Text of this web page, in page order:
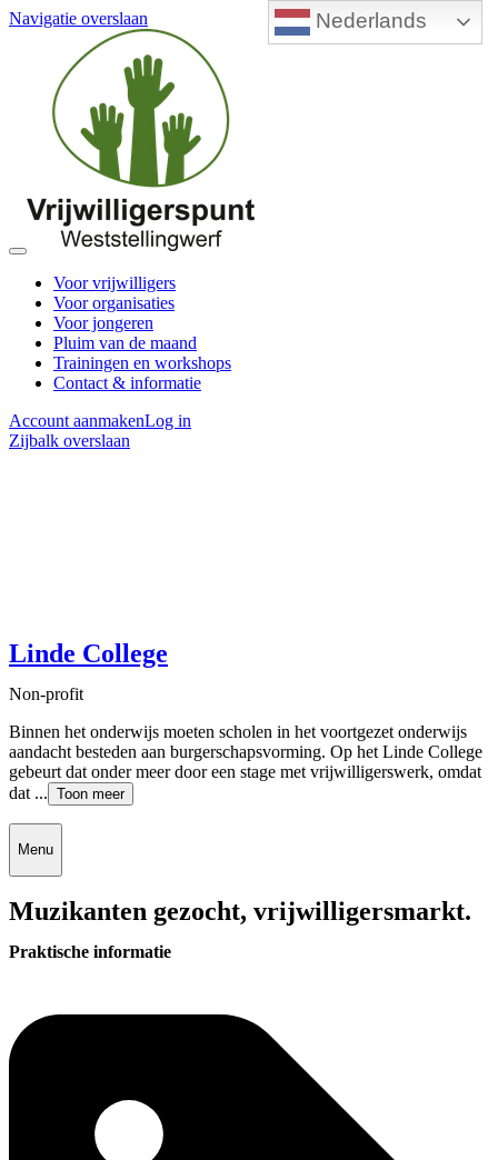
Nederlands
Navigatie overslaan
Voor vrijwilligers
Voor organisaties
Voor jongeren
Pluim van de maand
Trainingen en workshops
Contact & informatie
Account aanmakenLog in
Zijbalk overslaan
Linde College
Non-profit
Binnen het onderwijs moeten scholen in het voortgezet onderwijs
aandacht besteden aan burgerschapsvorming. Op het Linde College
gebeurt dat onder meer door een stage met vrijwilligerswerk, omdat
dat ... Toon meer
Menu
Muzikanten gezocht, vrijwilligersmarkt.
Praktische informatie